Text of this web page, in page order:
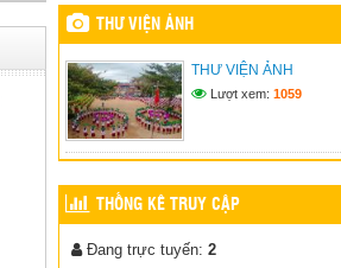
TUẦN 33
(04/05/2026)
HOÀN THIỆN CÔNG
TRÌNH MÁI CHE YÊU
THƯƠNG
(23/04/2026)
HƯỞNG ỨNG NGÀY SÁCH
VÀ VĂN HÓA ĐỌC VIỆT
(15/04/2026)
THƯ VIỆN ẢNH
THƯ VIỆN ẢNH
Lượt xem: 1059
THỐNG KÊ TRUY CẬP
Đang trực tuyến: 2